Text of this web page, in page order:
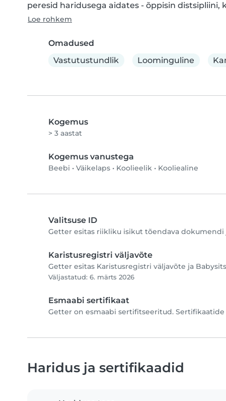
peresid haridusega aidates - õppisin distsipliini,
Loe rohkem
Omadused
Vastutustundlik
Loominguline
Kogemus
> 3 aastat
Kogemus vanustega
Beebi • Väikelaps • Koolieelik • Kooliealine
Valitsuse ID
Getter esitas riikliku isikut tõendava
Karistusregistri väljavõte
Getter esitas Karistusregistri väljavõte ja
Väljastatud: 6. märts 2026
Esmaabi sertifikaat
Getter on esmaabi sertifitseeritud.
Haridus ja sertifikaadid